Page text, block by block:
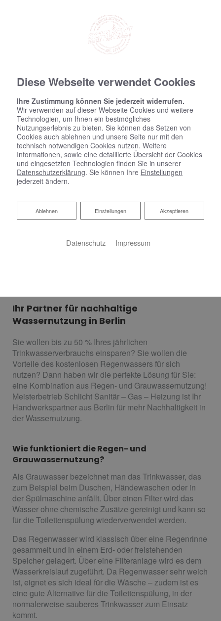
Ihr Partner für nachhaltige
Wassernutzung in Berlin
Sie wollen bis zu 50 % Ihres jährlichen
Trinkwasserverbrauchs einsparen? Sie wollen die
Vorteile des kostenlosen Regenwassers für sich
nutzen? Dann haben wir die perfekte Lösung für Sie:
eine Kombination aus Regen- und Grauwassernutzung!
Meisterbetrieb Schlicht Sanitär – Gas – Heizung ist Ihr
Handwerkspartner aus Berlin für mehr Nachhaltigkeit in
der Wassernutzung.
Wie funktioniert die Regen- und
Grauwassernutzung?
Als Grauwasser bezeichnet man das Trinkwasser, das
zum Beispiel beim Duschen, Händewaschen oder in
der Spülmaschine anfällt. Über einen Filter wird das
Wasser ohne chemische Zusätze gereinigt und kann so
für die Toilettenspülung wiederverwendet werden.
Das Regenwasser wird klassisch über eine Regenrinne
gesammelt und in einem Erd- oder freistehenden
Speicher gelagert. Über eine Filteranlage wird es dem
Wasserkreislauf zugeführt. Da Regenwasser sehr weich
ist, eignet es sich ideal für die Wäsche – zudem ist es
eine gute Alternative für die Toilettenspülung, in der
normalerweise sauberes Trinkwasser zum Einsatz
kommt.
Diese Webseite verwendet Cookies
Ihre Zustimmung können Sie jederzeit widerrufen.
Wir verwenden auf dieser Webseite Cookies und weitere
Technologien, um Ihnen ein bestmögliches
Nutzungserlebnis zu bieten. Sie können das Setzen von
Cookies auch ablehnen und unsere Seite nur mit den
technisch notwendigen Cookies nutzen. Weitere
Informationen, sowie eine detaillierte Übersicht der Cookies
und eingesetzten Technologien finden Sie in unserer
Datenschutzerklärung. Sie können Ihre Einstellungen
jederzeit ändern.
Akzeptieren
Einstellungen
Ablehnen
Ablehnen
Datenschutz Impressum